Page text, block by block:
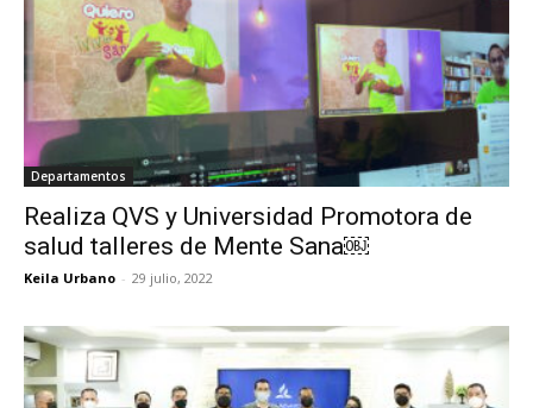
Departamentos
Realiza QVS y Universidad Promotora de
salud talleres de Mente Sana￼
Keila Urbano - 29 julio, 2022